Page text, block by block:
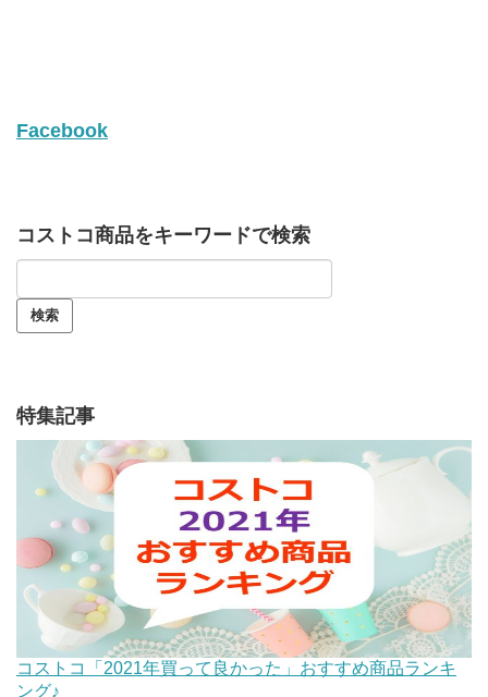
Facebook
コストコ商品をキーワードで検索
特集記事
コストコ「2021年買って良かった」おすすめ商品ランキ
ング♪